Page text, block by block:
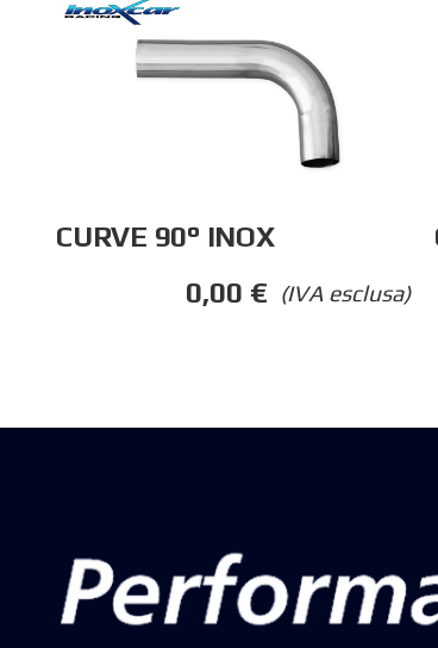
CURVE 90° INOX
(IVA esclusa)
0,00 €